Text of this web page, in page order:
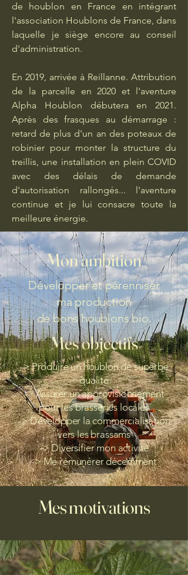
de houblon en France en intégrant
l'association Houblons de France, dans
laquelle je siège encore au conseil
d'administration.
En 2019, arrivée à Reillanne. Attribution
de la parcelle en 2020 et l'aventure
Alpha Houblon débutera en 2021.
Après des frasques au démarrage :
retard de plus d'un an des poteaux de
robinier pour monter la structure du
treillis, une installation en plein COVID
avec des délais de demande
d'autorisation rallongés... l'aventure
continue et je lui consacre toute la
meilleure énergie.
Mon ambition
Développer et pérenniser
ma production
de bons houblons bio.
Mes objectifs
-> Produire un houblon de superbe
qualité
-> Assurer un approvisionnement
pour les brasseries locales
-> Développer la commercialisation
vers les brassams
-> Diversifier mon activité
-> Me rémunérer décemment
Mes motivations